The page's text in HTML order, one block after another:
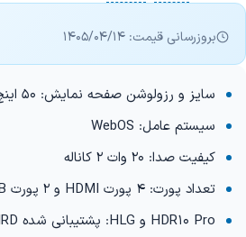
بروزرسانی قیمت: 1405/04/14
سایز و رزولوشن صفحه نمایش: 50 اینچ 4K
سیستم عامل: WebOS
کیفیت صدا: 20 وات 2 کاناله
تعداد پورت: 4 پورت HDMI و 2 پورت USB
HDR10 Pro و HLG: پشتیبانی شده HRD